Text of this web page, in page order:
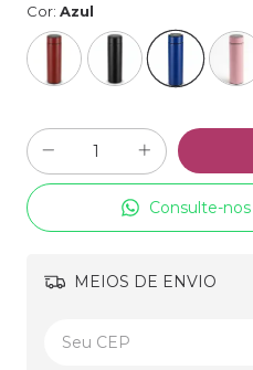
Cor: Azul
Consulte-
MEIOS DE ENVIO